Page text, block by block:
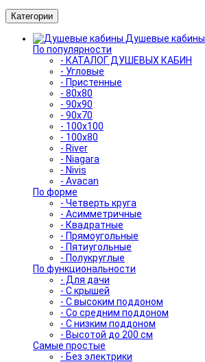
Категории
Душевые кабины
По популярности
- КАТАЛОГ ДУШЕВЫХ КАБИН
- Угловые
- Пристенные
- 80x80
- 90x90
- 90x70
- 100x100
- 100x80
- River
- Niagara
- Nivis
- Avacan
По форме
- Четверть круга
- Асимметричные
- Квадратные
- Прямоугольные
- Пятиугольные
- Полукруглые
По функциональности
- Для дачи
- С крышей
- С высоким поддоном
- Со средним поддоном
- С низким поддоном
- Высотой до 200 см
Самые простые
- Без электрики